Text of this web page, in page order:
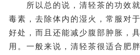
所以总的说，清轻茶的功效就
毒素，去除体内的湿火，常服对
好处，而且还能减少腹部肿胀，
用。一般来说，清轻茶很适合肥